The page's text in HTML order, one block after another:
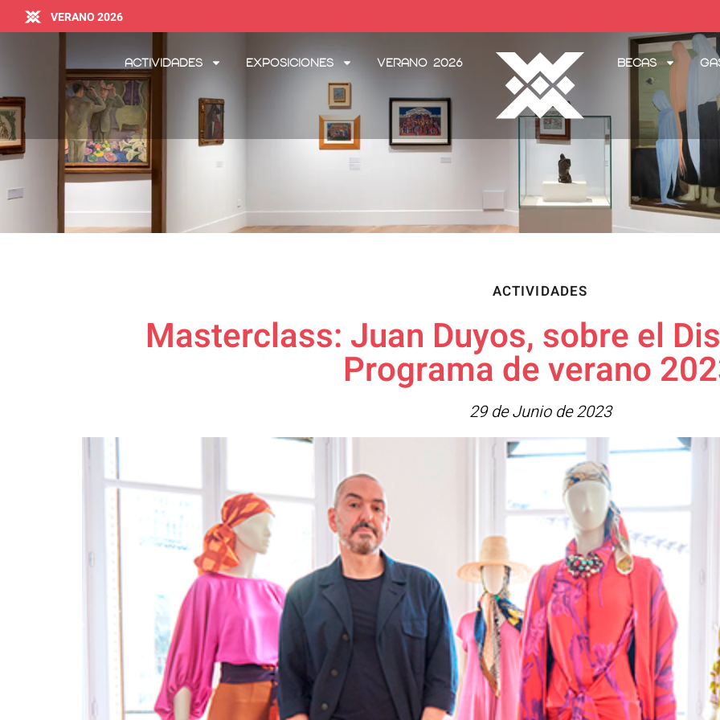
VERANO 2026
Actividades Exposiciones Verano 2026 Becas
ACTIVIDADES
Masterclass: Juan Duyos, sobre el
Programa de verano
29 de Junio de 2023